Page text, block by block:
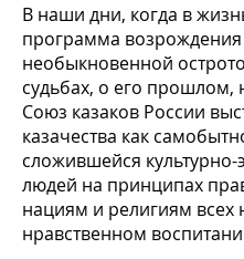
В наши дни, когда в
программа возрождения
необыкновенной
судьбах, о его
Союз казаков России
казачества как
сложившейся
людей на принципах
нациям и религиям всех
нравственном